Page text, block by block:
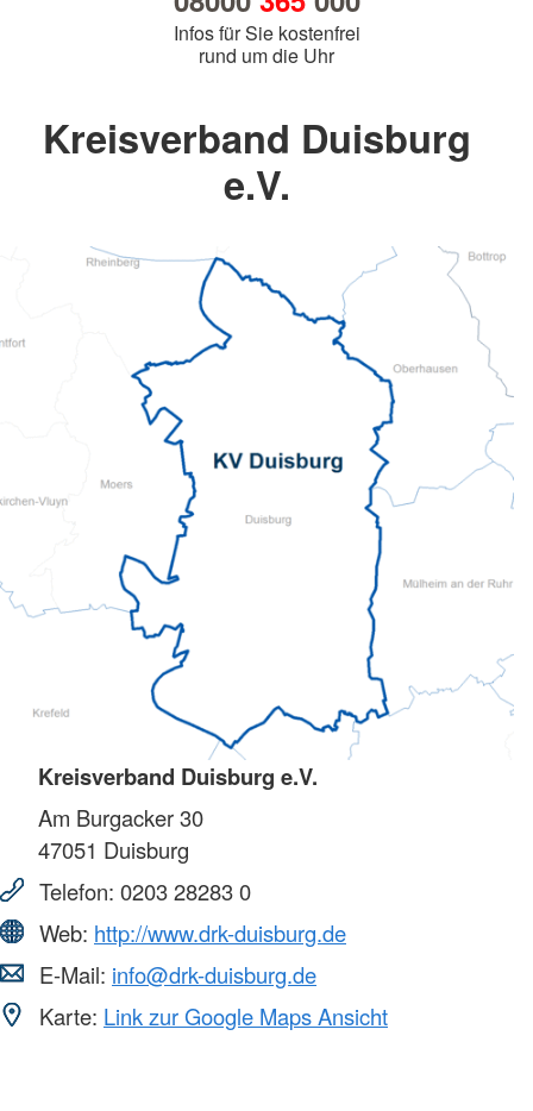
Infos für Sie kostenfrei
rund um die Uhr
Kreisverband Duisburg
e.V.
Kreisverband Duisburg e.V.
Am Burgacker 30
47051 Duisburg
Telefon: 0203 28283 0
Web: http://www.drk-duisburg.de
E-Mail: info@drk-duisburg.de
Karte: Link zur Google Maps Ansicht